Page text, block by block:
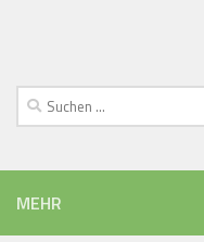
Suchen
nach:
MEHR